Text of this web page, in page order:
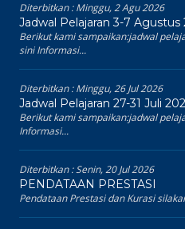
Diterbitkan :Minggu, 2 Agu 2026
Jadwal Pelajaran 3-7 Agustus
Berikut kami sampaikan:jadwal
sini Informasi...
Diterbitkan :Minggu, 26 Jul 2026
Jadwal Pelajaran 27-31 Juli
Berikut kami sampaikan:jadwal
Informasi...
Diterbitkan :Senin, 20 Jul 2026
PENDATAAN PRESTASI
Pendataan Prestasi dan Kurasi